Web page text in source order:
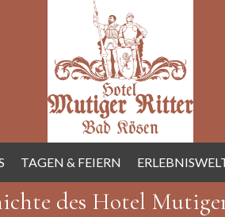
TAGEN & FEIERN
des Hotel